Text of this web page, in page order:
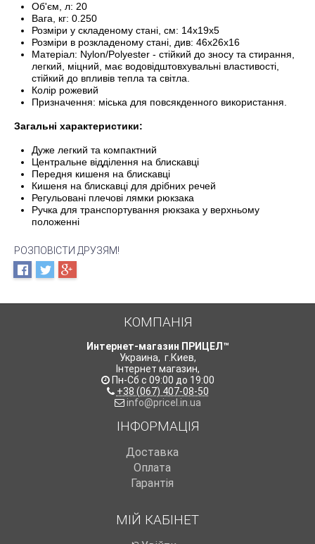
Об'єм, л: 20
Вага, кг: 0.250
Розміри у складеному стані, см: 14х19х5
Розміри в розкладеному стані, див: 46х26х16
Матеріал: Nylon/Polyester - стійкий до зносу та стирання,
легкий, міцний, має водовідштовхувальні властивості,
стійкий до впливів тепла та світла.
Колір рожевий
Призначення: міська для повсякденного використання.
Загальні характеристики:
Дуже легкий та компактний
Центральне відділення на блискавці
Передня кишеня на блискавці
Кишеня на блискавці для дрібних речей
Регульовані плечові лямки рюкзака
Ручка для транспортування рюкзака у верхньому
положенні
РОЗПОВІСТИ ДРУЗЯМ!
КОМПАНІЯ
Интернет-магазин ПРИЦЕЛ™
Украина, г.Киев,
Інтернет магазин,
Пн-Сб с 09:00 до 19:00
+38 (067) 407-08-50
info@pricel.in.ua
ІНФОРМАЦІЯ
Доставка
Оплата
Гарантія
МІЙ КАБІНЕТ